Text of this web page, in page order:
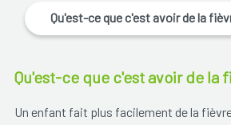
Qu'est-ce que c'est avoir de la
Qu'est-ce que c'est avoir de la
Un enfant fait plus facilement de la